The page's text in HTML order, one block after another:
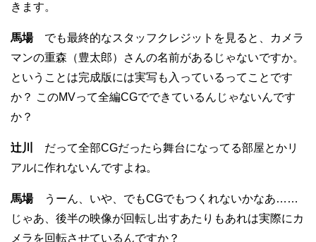
きます。
馬場でも最終的なスタッフクレジットを見ると、カメラ
マンの重森（豊太郎）さんの名前があるじゃないですか。
ということは完成版には実写も入っているってことです
か？ このMVって全編CGでできているんじゃないんです
か？
辻川
だって全部CGだったら舞台になってる部屋とかリ
アルに作れないんですよね。
馬場うーん、いや、でもCGでもつくれないかなあ……
じゃあ、後半の映像が回転し出すあたりもあれは実際にカ
メラを回転させているんですか？